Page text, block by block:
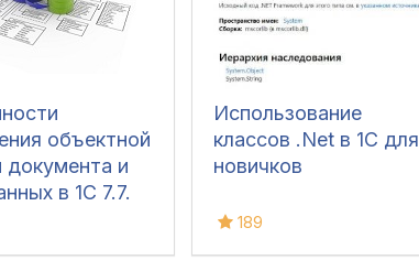
объектной
документа и
в 1С 7.7.
глюк
Использование
классов .Net в 1С для
новичков
189